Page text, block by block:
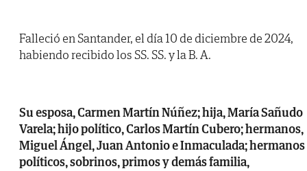
Falleció en Santander, el día 10 de diciembre de 2024,
habiendo recibido los SS. SS. y la B. A.
Su esposa, Carmen Martín Núñez; hija, María Sañudo
Varela; hijo político, Carlos Martín Cubero; hermanos,
Miguel Ángel, Juan Antonio e Inmaculada; hermanos
políticos, sobrinos, primos y demás familia,